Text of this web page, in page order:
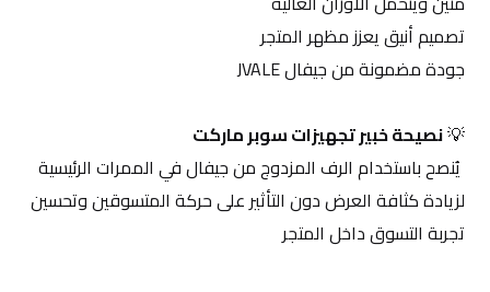
تصميم أنيق يعزز مظهر المتجر
جودة مضمونة من جيفال JVALE
💡 نصيحة خبير تجهيزات سوبر ماركت
تجربة التسوق داخل المتجر